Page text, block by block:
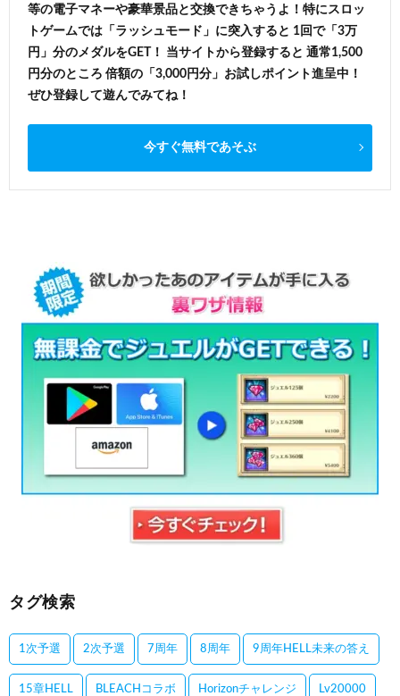
等の電子マネーや豪華景品と交換できちゃうよ！特にスロッ
トゲームでは「ラッシュモード」に突入すると 1回で「3万
円」分のメダルをGET！ 当サイトから登録すると 通常1,500
円分のところ 倍額の「3,000円分」お試しポイント進呈中！
ぜひ登録して遊んでみてね！
今すぐ無料であそぶ
タグ検索
1次予選 2次予選 7周年 8周年 9周年HELL未来の答え
15章HELL BLEACHコラボ Horizonチャレンジ Lv20000